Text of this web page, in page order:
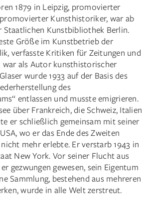
1879 in Leipzig, promovierter
Kunsthistoriker, war ab
Staatlichen Kunstbibliothek Berlin.
Größe im Kunstbetrieb der
verfasste Kritiken für Zeitungen und
als Autor kunsthistorischer
wurde 1933 auf der Basis des
des
entlassen und musste emigrieren.
über Frankreich, die Schweiz, Italien
er schließlich gemeinsam mit seiner
wo er das Ende des Zweiten
mehr erlebte. Er verstarb 1943 in
New York. Vor seiner Flucht aus
gezwungen gewesen, sein Eigentum
Sammlung, bestehend aus mehreren
wurde in alle Welt zerstreut.